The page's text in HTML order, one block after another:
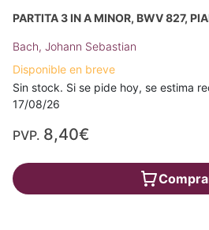
PARTITA 3 IN A MINOR, BWV 827,
Bach, Johann Sebastian
Disponible en breve
Sin stock. Si se pide hoy, se estima
17/08/26
PVP. 8,40€